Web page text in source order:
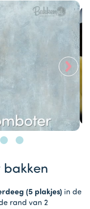
(5 plakjes) in de
rand van 2